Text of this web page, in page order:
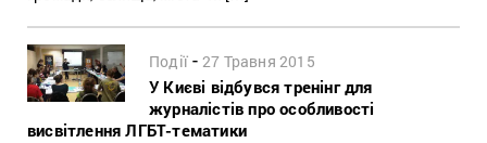
Події - 27 Травня 2015
У Києві відбувся тренінг для
журналістів про особливості
висвітлення ЛГБТ-тематики